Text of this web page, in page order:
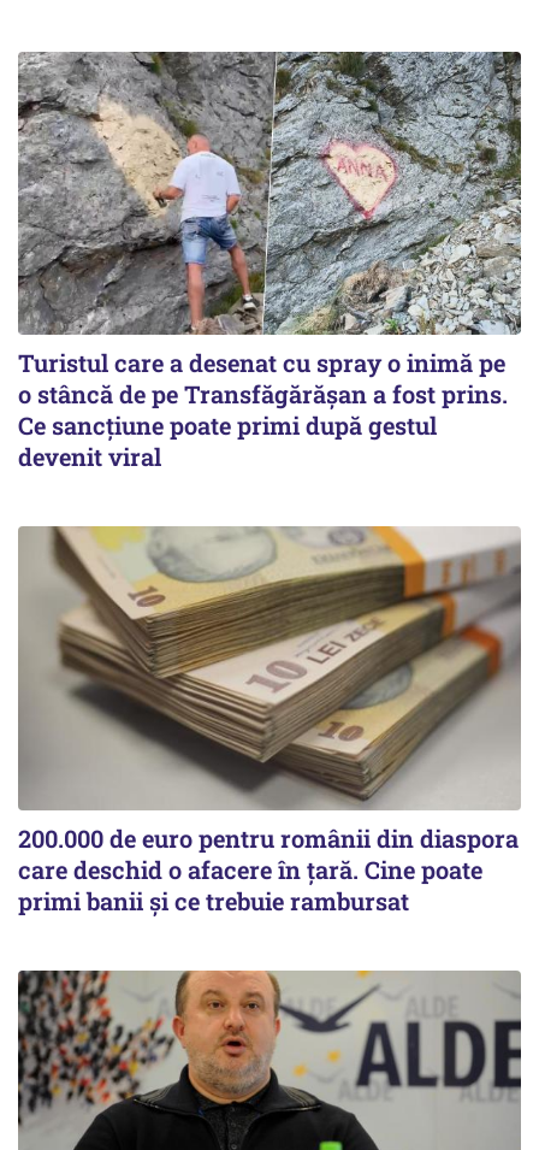
Turistul care a desenat cu spray o inimă pe
o stâncă de pe Transfăgărășan a fost prins.
Ce sancțiune poate primi după gestul
devenit viral
200.000 de euro pentru românii din diaspora
care deschid o afacere în țară. Cine poate
primi banii și ce trebuie rambursat